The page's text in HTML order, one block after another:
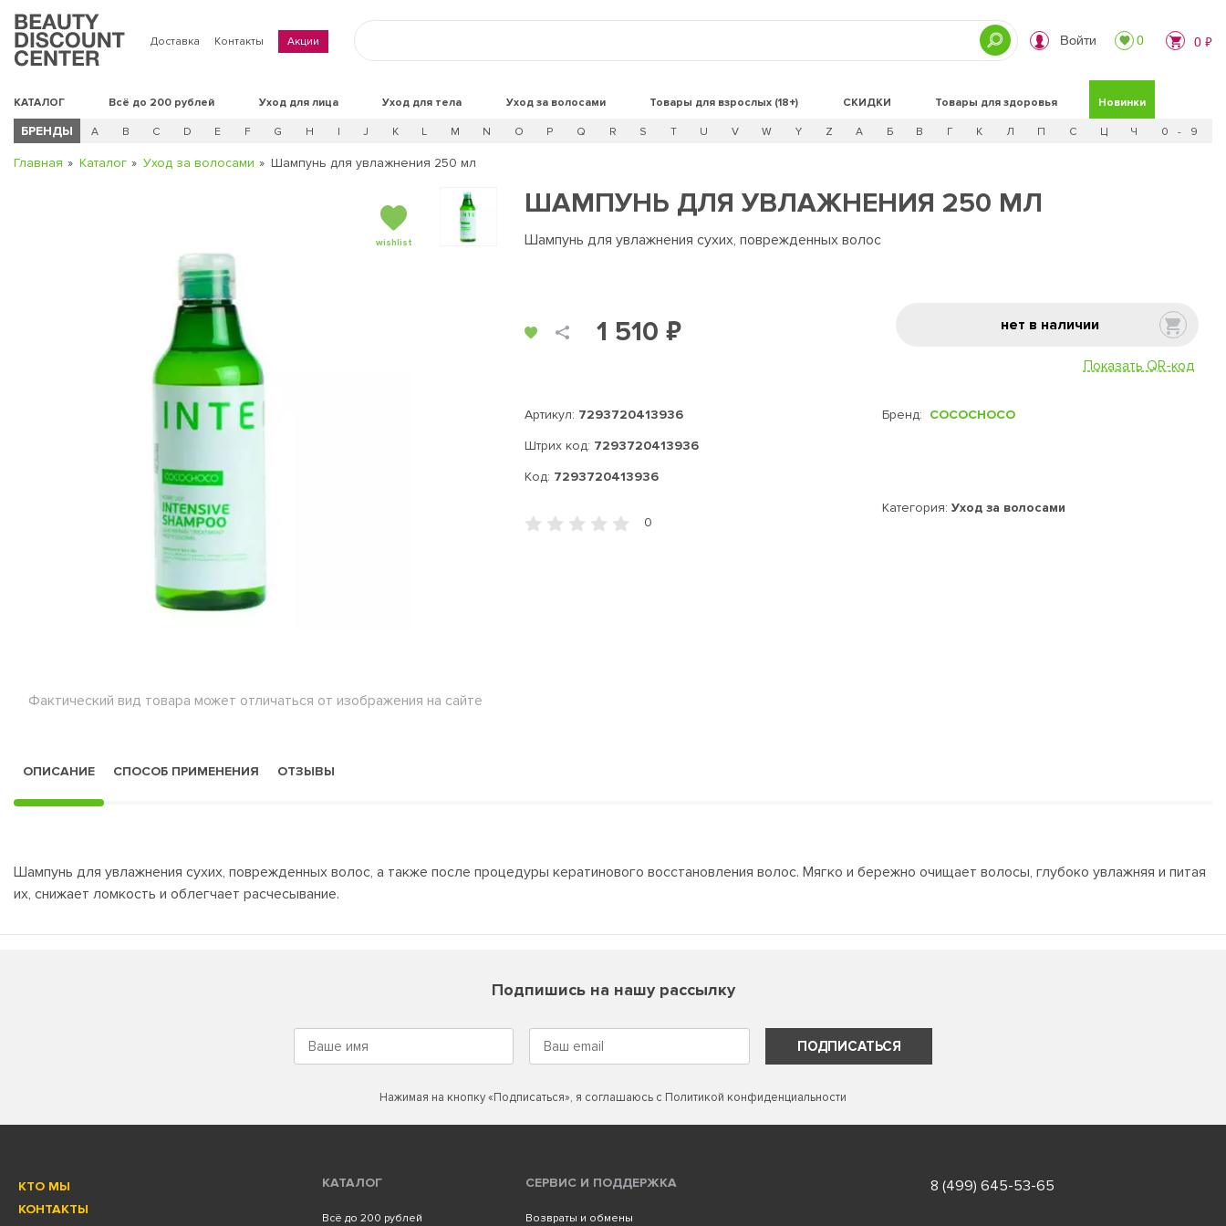
Доставка Контакты Акции Войти 0 0 ₽
КАТАЛОГ Всё до 200 рублей Уход для лица Уход для тела Уход за волосами Товары для взрослых (18+) СКИДКИ Новинки
Товары для здоровья
БРЕНДЫ A B C D E F G H I J K L M N O P Q R S T U V W Y Z А Б В Г К Л П С Ц Ч 0 - 9
Главная Каталог Уход за волосами Шампунь для увлажнения 250 мл
wishlist
Фактический вид товара может отличаться от изображения на сайте
ШАМПУНЬ ДЛЯ УВЛАЖНЕНИЯ 250 МЛ
Шампунь для увлажнения сухих, поврежденных волос
1 510 ₽ нет в наличии
Показать QR-код
Артикул: 7293720413936
Штрих код: 7293720413936
Код: 7293720413936
Бренд: COCOCHOCO
Категория: Уход за волосами
0
ОПИСАНИЕ СПОСОБ ПРИМЕНЕНИЯ ОТЗЫВЫ
Шампунь для увлажнения сухих, поврежденных волос, а также после процедуры кератинового восстановления волос. Мягко и бережно очищает волосы, глубоко увлажняя и питая
их, снижает ломкость и облегчает расчесывание.
Подпишись на нашу рассылку
ПОДПИСАТЬСЯ
Нажимая на кнопку «Подписаться», я соглашаюсь с Политикой конфиденциальности
КТО МЫ
КОНТАКТЫ
КАТАЛОГ
Всё до 200 рублей
СЕРВИС И ПОДДЕРЖКА
Возвраты и обмены
8 (499) 645-53-65